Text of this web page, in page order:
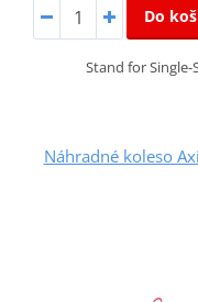
Do
Stand for Single-
Náhradné koleso